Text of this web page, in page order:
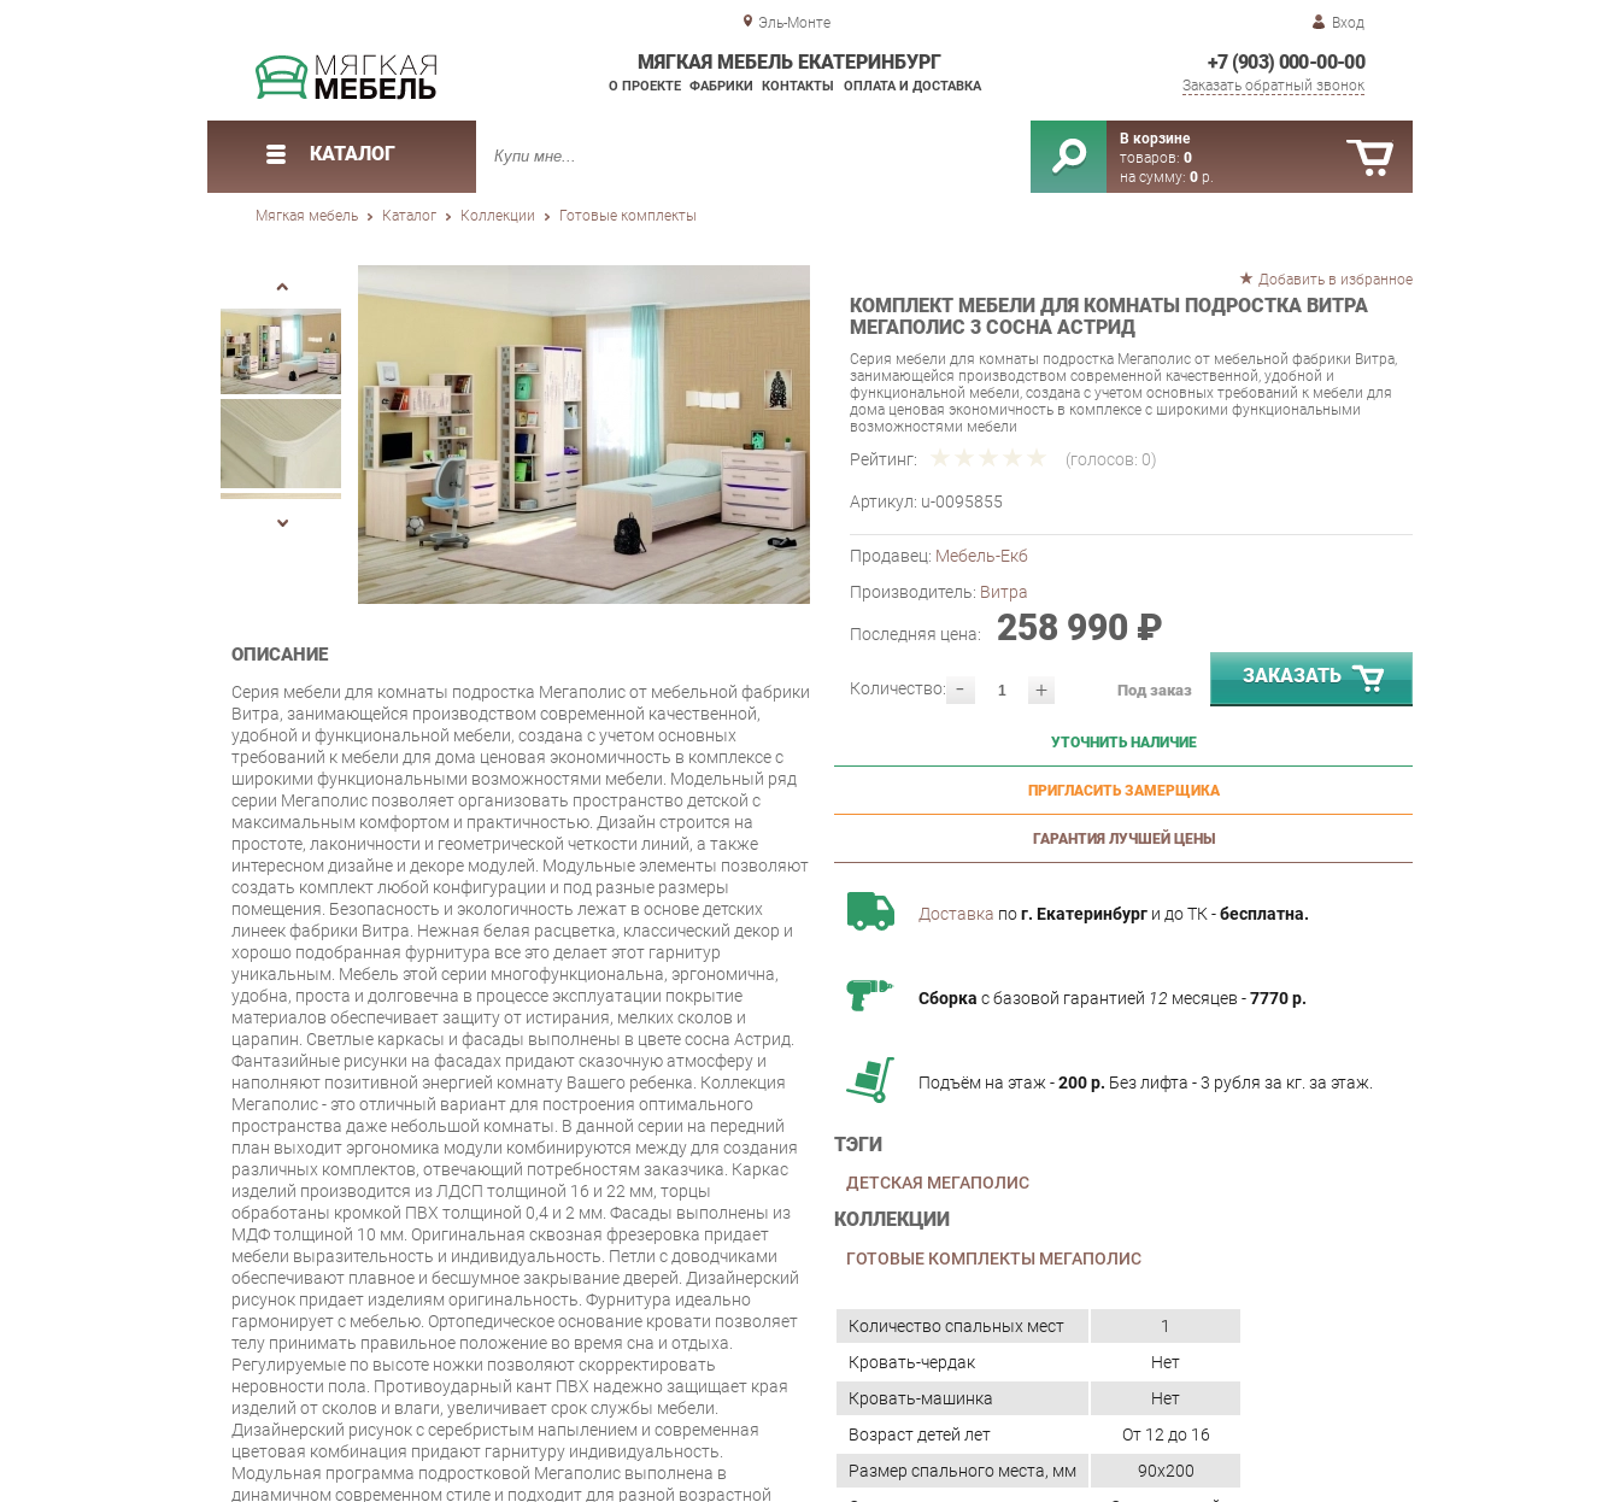
Эль-Монте Вход
+7 (903) 000-00-00
Заказать обратный звонок
МЯГКАЯ МЕБЕЛЬ ЕКАТЕРИНБУРГ
О ПРОЕКТЕ ФАБРИКИ КОНТАКТЫ ОПЛАТА И ДОСТАВКА
КАТАЛОГ
В корзине
товаров: 0
на сумму: 0 р.
Мягкая мебель Каталог Коллекции Готовые комплекты
Добавить в избранное
КОМПЛЕКТ МЕБЕЛИ ДЛЯ КОМНАТЫ ПОДРОСТКА ВИТРА
МЕГАПОЛИС 3 СОСНА АСТРИД
Серия мебели для комнаты подростка Мегаполис от мебельной фабрики Витра,
занимающейся производством современной качественной, удобной и
функциональной мебели, создана с учетом основных требований к мебели для
дома ценовая экономичность в комплексе с широкими функциональными
возможностями мебели
Рейтинг: (голосов: 0)
Артикул: u-0095855
Продавец: Мебель-Екб
Производитель: Витра
Последняя цена: 258 990 ₽
- +
Количество: Под заказ
ЗАКАЗАТЬ
УТОЧНИТЬ НАЛИЧИЕ
ПРИГЛАСИТЬ ЗАМЕРЩИКА
ГАРАНТИЯ ЛУЧШЕЙ ЦЕНЫ
Доставка пог. Екатеринбург и до ТК -бесплатна.
Сборка с базовой гарантией 12 месяцев -7770 р.
Подъём на этаж -200 р. Без лифта - 3 рубля за кг. за этаж.
ТЭГИ
ДЕТСКАЯ МЕГАПОЛИС
КОЛЛЕКЦИИ
ГОТОВЫЕ КОМПЛЕКТЫ МЕГАПОЛИС
ОПИСАНИЕ
Серия мебели для комнаты подростка Мегаполис от мебельной фабрики
Витра, занимающейся производством современной качественной,
удобной и функциональной мебели, создана с учетом основных
требований к мебели для дома ценовая экономичность в комплексе с
широкими функциональными возможностями мебели. Модельный ряд
серии Мегаполис позволяет организовать пространство детской с
максимальным комфортом и практичностью. Дизайн строится на
простоте, лаконичности и геометрической четкости линий, а также
интересном дизайне и декоре модулей. Модульные элементы позволяют
создать комплект любой конфигурации и под разные размеры
помещения. Безопасность и экологичность лежат в основе детских
линеек фабрики Витра. Нежная белая расцветка, классический декор и
хорошо подобранная фурнитура все это делает этот гарнитур
уникальным. Мебель этой серии многофункциональна, эргономична,
удобна, проста и долговечна в процессе эксплуатации покрытие
материалов обеспечивает защиту от истирания, мелких сколов и
царапин. Светлые каркасы и фасады выполнены в цвете сосна Астрид.
Фантазийные рисунки на фасадах придают сказочную атмосферу и
наполняют позитивной энергией комнату Вашего ребенка. Коллекция
Мегаполис - это отличный вариант для построения оптимального
пространства даже небольшой комнаты. В данной серии на передний
план выходит эргономика модули комбинируются между для создания
различных комплектов, отвечающий потребностям заказчика. Каркас
изделий производится из ЛДСП толщиной 16 и 22 мм, торцы
обработаны кромкой ПВХ толщиной 0,4 и 2 мм. Фасады выполнены из
МДФ толщиной 10 мм. Оригинальная сквозная фрезеровка придает
мебели выразительность и индивидуальность. Петли с доводчиками
обеспечивают плавное и бесшумное закрывание дверей. Дизайнерский
рисунок придает изделиям оригинальность. Фурнитура идеально
гармонирует с мебелью. Ортопедическое основание кровати позволяет
телу принимать правильное положение во время сна и отдыха.
Регулируемые по высоте ножки позволяют скорректировать
неровности пола. Противоударный кант ПВХ надежно защищает края
изделий от сколов и влаги, увеличивает срок службы мебели.
Дизайнерский рисунок с серебристым напылением и современная
цветовая комбинация придают гарнитуру индивидуальность.
Модульная программа подростковой Мегаполис выполнена в
динамичном современном стиле и подходит для разной возрастной
Количество спальных мест
1
Кровать-чердак
Нет
Кровать-машинка
Нет
Возраст детей лет
От 12 до 16
Размер спального места, мм
90х200